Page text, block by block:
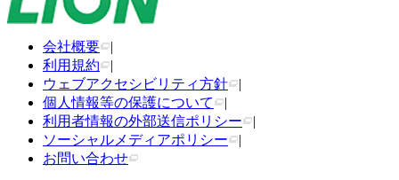
会社概要
|
利用規約
|
ウェブアクセシビリティ方針
|
個人情報等の保護について
|
利用者情報の外部送信ポリシー
|
ソーシャルメディアポリシー
|
お問い合わせ